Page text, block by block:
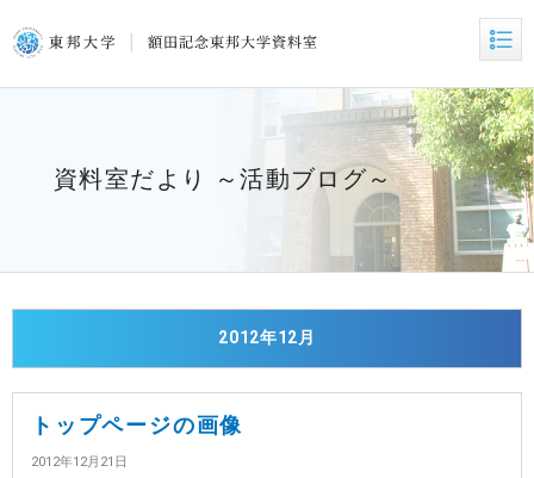
資料室だより ～活動ブログ～
2012年12月
トップページの画像
2012年12月21日